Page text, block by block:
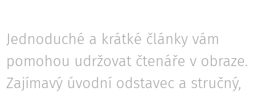
Jednoduché a krátké články vám
pomohou udržovat čtenáře v obraze.
Zajímavý úvodní odstavec a stručný,